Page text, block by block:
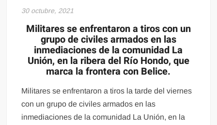
30 octubre, 2021
Militares se enfrentaron a tiros con un
grupo de civiles armados en las
inmediaciones de la comunidad La
Unión, en la ribera del Río Hondo, que
marca la frontera con Belice.
Militares se enfrentaron a tiros la tarde del viernes
con un grupo de civiles armados en las
inmediaciones de la comunidad La Unión, en la